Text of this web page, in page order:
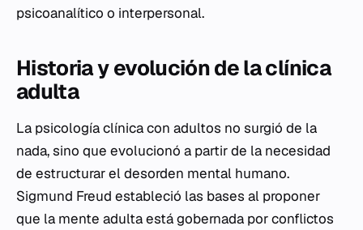
psicoanalítico o interpersonal.
Historia y evolución de la clínica
adulta
La psicología clínica con adultos no surgió de la
nada, sino que evolucionó a partir de la necesidad
de estructurar el desorden mental humano.
Sigmund Freud estableció las bases al proponer
que la mente adulta está gobernada por conflictos